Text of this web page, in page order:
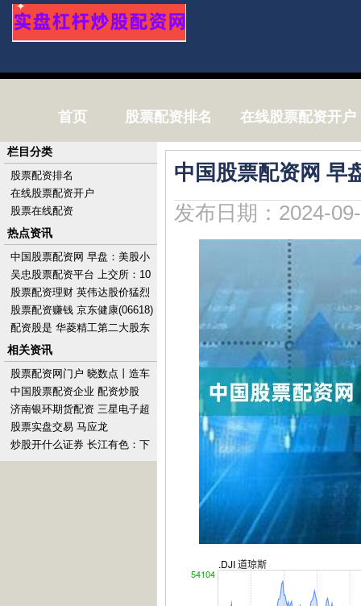
首页 股票配资排名 在线股票配资开户
中国股票配资网 早
发布日期：2024-
栏目分类
股票配资排名
在线股票配资开户
股票在线配资
热点资讯
中国股票配资网 早盘：美股小
幅上扬 市场关注科技股财报
吴忠股票配资平台 上交所：10
月1日至7日不提供港股通服
务，10月8日起
股票配资理财 英伟达股价猛烈
波动 分析师称或触及进一步下
跌关口
股票配资赚钱 京东健康(06618)
授出110.38万股奖励股份
配资股是 华菱精工第二大股东
计划最多增持9%股份
相关资讯
股票配资网门户 晓数点丨造车
新势力5月成绩单：问界系列交
付超2.7万台
中国股票配资企业 配资炒股
网：股票投资新选择，助你财
富增值
济南银环期货配资 三星电子超
6500员工集会抗议 将影响芯片
生产
股票实盘交易 马应龙
(600993.SH)2023年度拟每股
派0.4元
炒股开什么证券 长江有色：下
游企业订单预增提振市场情绪